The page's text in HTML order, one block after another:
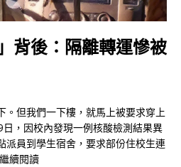
背後：隔離轉運慘被
。但我們一下樓，就馬上被要求穿上
，因校內發現一例核酸檢測結果異
派員到學生宿舍，要求部份住校生連
繼續閱讀